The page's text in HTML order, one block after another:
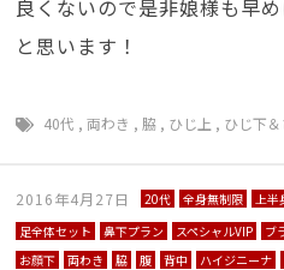
良くないので是非娘様も早
と思います！
40代 ,両わき , 脇 , ひじ上 , ひじ下
2016年4月27日 20代 全身無制限 上
足全体セット
鼻下プラン スペシャルVIP ブ
お顔下
両わき 脇 腹 背中 ハイジニーナ